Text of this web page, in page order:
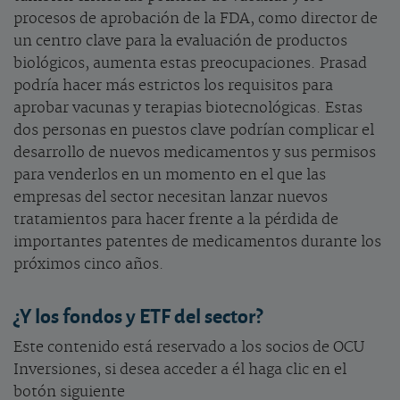
procesos de aprobación de la FDA, como director de
un centro clave para la evaluación de productos
biológicos, aumenta estas preocupaciones. Prasad
podría hacer más estrictos los requisitos para
aprobar vacunas y terapias biotecnológicas. Estas
dos personas en puestos clave podrían complicar el
desarrollo de nuevos medicamentos y sus permisos
para venderlos en un momento en el que las
empresas del sector necesitan lanzar nuevos
tratamientos para hacer frente a la pérdida de
importantes patentes de medicamentos durante los
próximos cinco años.
¿Y los fondos y ETF del sector?
Este contenido está reservado a los socios de OCU
Inversiones, si desea acceder a él haga clic en el
botón siguiente